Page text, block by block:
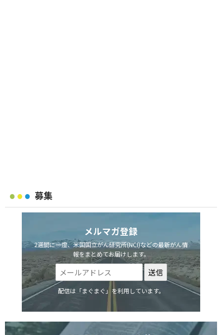
募集
メルマガ登録
2週間に一度、米国国立がん研究所(NCI)などの最新がん情
報をまとめてお届けします。
配信は「まぐまぐ」を利用しています。